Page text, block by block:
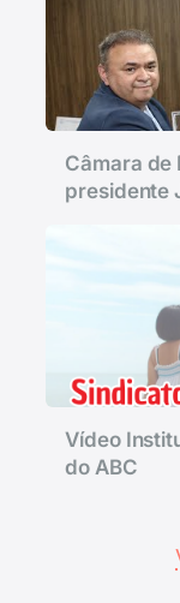
Câmara de
presidente
Vídeo
do ABC